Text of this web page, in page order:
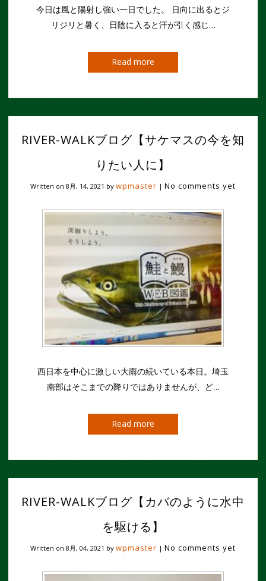
今日は風と陽射し強い一日でした。 日向に出るとジ
リジリと暑く、日陰に入ると汗が引く感じ…
Read more
RIVER-WALKブログ【サケマスの今を知
りたい人に】
Written on 8月, 14, 2021 by wpmaster | No comments yet
西日本を中心に激しい大雨の続いている本日。埼玉
南部はそこまでの降りではありませんが、ど…
Read more
RIVER-WALKブログ【カバのように水中
を駆ける】
Written on 8月, 04, 2021 by wpmaster | No comments yet